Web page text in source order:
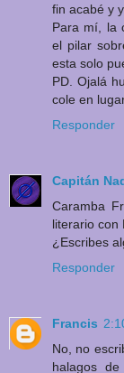
fin acabé y
Para mí, la
el pilar
esta solo
PD. Ojalá
cole en
Responder
Capitán
Caramba
literario con
¿Escribes
Responder
Francis
No, no
halagos